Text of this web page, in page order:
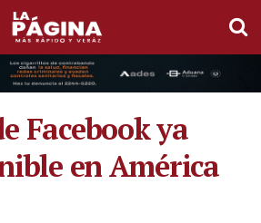
Facebook ya
en América